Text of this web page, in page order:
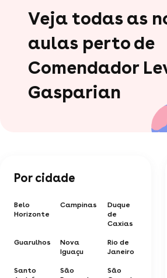
Veja todas as
aulas perto de
Comendador
Gasparian
Por cidade
Belo
Horizonte
Campinas
Duque
de
Caxias
Guarulhos
Nova
Iguaçu
Rio de
Janeiro
Santo
São
São